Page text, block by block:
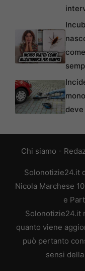
Chi siamo -
Solonotizie24.it
Nicola Marchese
e
Solonotizie24.it
quanto viene
può pertanto
sensi